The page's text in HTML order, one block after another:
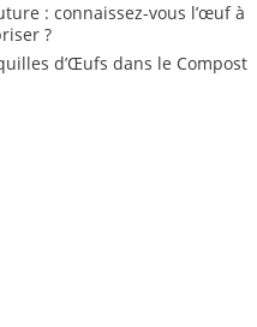
: connaissez-vous l’œuf à
?
d’Œufs dans le Compost